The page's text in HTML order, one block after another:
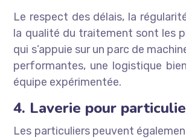
Le respect des délais, la
la qualité du traitement sont les
qui s’appuie sur un parc de
performantes, une logistique
équipe expérimentée.
4. Laverie pour
Les particuliers peuvent